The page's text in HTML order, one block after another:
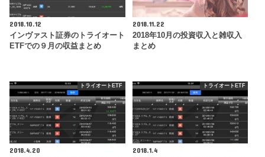
2018.10.12
インヴァスト証券のトライオート
ETFでの９月の収益まとめ
2018.11.22
2018年10月の投資収入と雑収入
まとめ
トライオートETF
2018.4.20
トライオートETF
2018.1.4